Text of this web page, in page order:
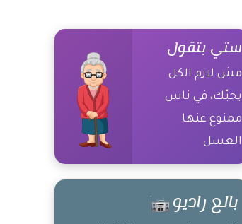
ستي بتقول
مش لازم الكل
يحبّك، في ناس
ممنوع عنها
العسل
بالع راديو